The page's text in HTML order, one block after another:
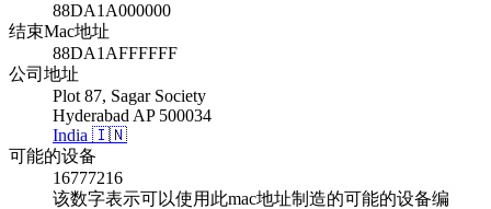
88DA1A000000
结束Mac地址
88DA1AFFFFFF
公司地址
Plot 87, Sagar Society
Hyderabad AP 500034
India 🇮🇳
可能的设备
16777216
该数字表示可以使用此mac地址制造的可能的设备编